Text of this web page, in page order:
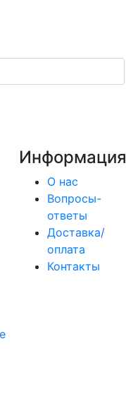
Информация
О нас
Вопросы-
ответы
Доставка/
оплата
Контакты